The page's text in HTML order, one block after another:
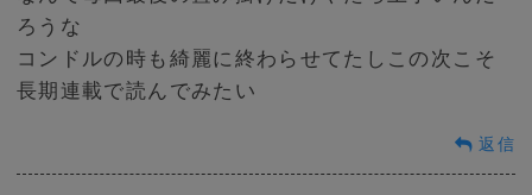
ろうな
コンドルの時も綺麗に終わらせてたしこの次こそ
長期連載で読んでみたい
返信